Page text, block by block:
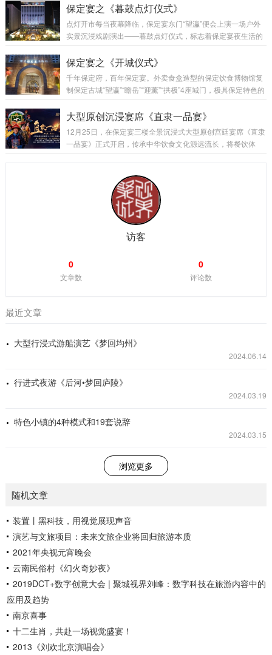
直隶总督巡游盛况，为市民游客打造具有保定特色、直隶风情
及仪仗队人员，总计七十余人。仪仗队道具包括:鸣锣、青旗、
飞虎旗、杏黄旗、青扇、单戟、雁翎刀、象鼻刀、三股叉、黄
斧、朝天蹬、佛指、官职牌等。总督巡游队伍分两列...
保定宴之《暮鼓点灯仪式》
点灯开市每当夜幕降临，保定宴东门“望灜”便会上演一场户外
实景沉浸戏剧演出——暮鼓点灯仪式，标志着保定宴夜生活的
开启。以戏剧沉浸式演绎的形式，结合多媒体灯光、舞美道
具，让游客置身老保定城下，见证古代夜市开启瞬间。保定宴
部分组成，分别是老军嬉戏、击鼓点灯和舞狮表演。此仪式中
最大的道具莫过于9面大鼓。最大鼓面直径1.8米， 放置于城门
城门上和城门左右。演出人员有礼仪官、守...
保定宴之《开城仪式》
千年保定府，百年保定宴。外卖食盒造型的保定饮食博物馆复
制保定古城“望瀛”“瞻岳”“迎薰”“拱极”4座城门，极具保定特色的
晨钟开城仪式每天上午在保定宴正门——西门“瞻岳”上演。 晨
钟开城仪式由是响鞭祈福、众官迎宾、吉时钟鸣三个礼仪内容
道，仪仗队分列站队，一城五衙署官员齐聚保定古城门下，唤
醒了悠远的靴城记忆。聚城视界负责保定宴整个演艺项目的创
环节，是经过深思熟虑的，...
大型原创沉浸宴席《直隶一品宴》
12月25日，在保定宴三楼全景沉浸式大型原创宫廷宴席《直隶
一品宴》正式开启，传承中华饮食文化源远流长，将餐饮体
验、宫廷礼仪、光影演出、非遗文化融入其中，给食客带来一
官府菜第六代传承人，保定宴董事长梁连起先生致力于官府菜
的传承、菜谱挖掘和保护。该宴席吸取冀菜饮食文化精髓，一
餐一饭精雕细琢尽显匠心传承，将非遗美食与原创戏剧以宴席
的形式呈现在大众面前，让客人审视特定时代的文化遗存，感
受直隶文化的独特魅力。《直隶一品宴》讲述直隶官...
访客
0
文章数
0
评论数
最近文章
大型行浸式游船演艺《梦回均州》
2024.06.14
行进式夜游《后河•梦回庐陵》
2024.03.19
特色小镇的4种模式和19套说辞
2024.03.15
浏览更多
随机文章
装置丨黑科技，用视觉展现声音
演艺与文旅项目：未来文旅企业将回归旅游本质
2021年央视元宵晚会
云南民俗村《幻火奇妙夜》
2019DCT+数字创意大会 | 聚城视界刘峰：数字科技在旅游内容中的
应用及趋势
南京喜事
十二生肖，共赴一场视觉盛宴！
2013《刘欢北京演唱会》